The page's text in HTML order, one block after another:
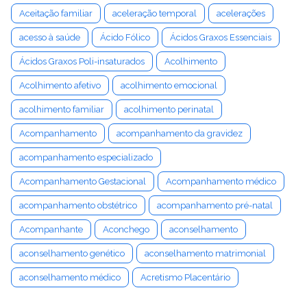
Aceitação familiar aceleração temporal acelerações
acesso à saúde Ácido Fólico Ácidos Graxos Essenciais
Ácidos Graxos Poli-insaturados Acolhimento
Acolhimento afetivo acolhimento emocional
acolhimento familiar acolhimento perinatal
Acompanhamento acompanhamento da gravidez
acompanhamento especializado
Acompanhamento Gestacional Acompanhamento médico
acompanhamento obstétrico acompanhamento pré-natal
Acompanhante Aconchego aconselhamento
aconselhamento genético aconselhamento matrimonial
aconselhamento médico Acretismo Placentário